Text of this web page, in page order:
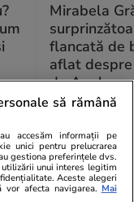
Mirabela
flancată de
aflat
de Apel
să rămână
accesăm informații pe
unici pentru prelucrarea
gestiona preferințele dvs.
unui interes legitim
Aceste alegeri
afecta navigarea. Mai